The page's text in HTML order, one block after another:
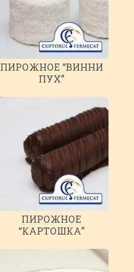
ПИРОЖНОЕ “ВИННИ
ПУХ”
ПИРОЖНОЕ
“КАРТОШКА”